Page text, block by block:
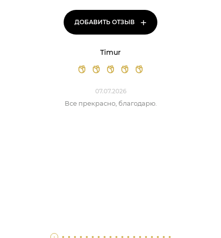
ДОБАВИТЬ ОТЗЫВ +
Timur
07.07.2026
Все прекрасно, благодарю.